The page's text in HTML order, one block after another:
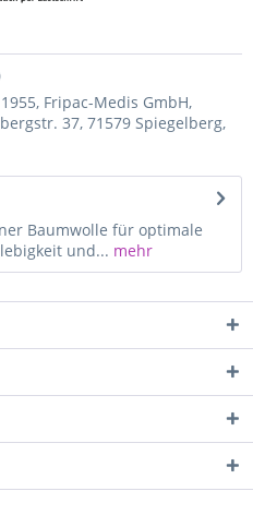
Fripac-Medis GmbH,
37, 71579 Spiegelberg,
Baumwolle für optimale
und... mehr